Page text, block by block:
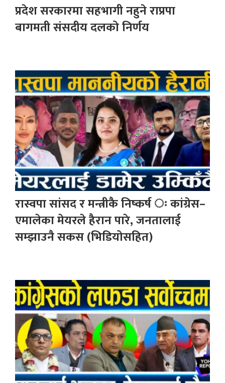
प्रदेश सरकारमा सहभागी नहुने राप्रपा
बागमती संसदीय दलको निर्णय
रास्वपा सांसद र मन्त्रीकै निष्कर्ष ः कांग्रेस–
एमालेका मेयरले हैरान पारे, जनतालाई
सम्झाउनै सकस (भिडियोसहित)